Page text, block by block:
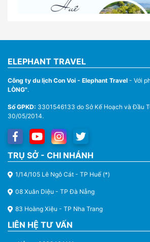
Sân Bay Phú Bài Đi Thánh Địa La
Thuê Xe Du Lịch Tại Huế – Từ 4
ELEPHANT TRAVEL
Công ty du lịch Con Voi - Elephant Travel - Với
LÒNG".
Số GPKD: 3301546133 do Sở Kế Hoạch và Đầu
30/05/2014.
TRỤ SỞ - CHI NHÁNH
1/14/105 Lê Ngô Cát - TP Huế (*)
08 Xuân Diệu - TP Đà Nẵng
83 Hoàng Xiệu - TP Nha Trang
LIÊN HỆ TƯ VẤN